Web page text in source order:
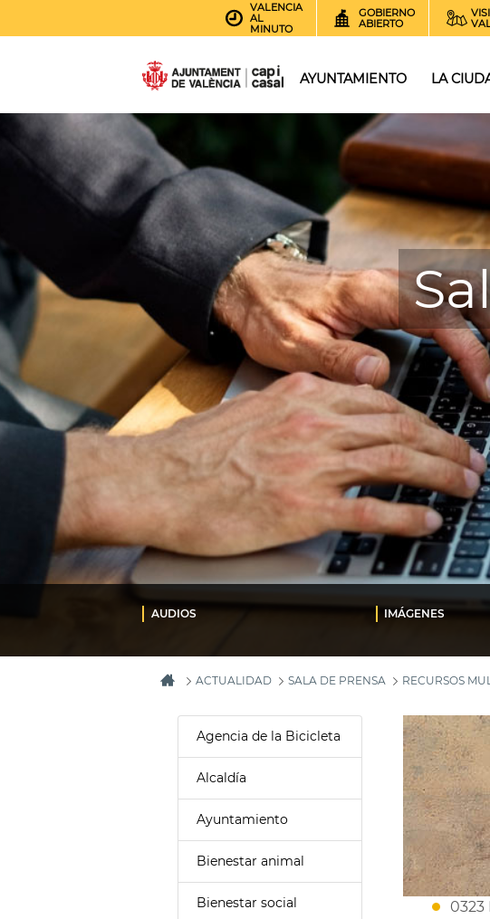
VALENCIA
AL
MINUTO
GOBIERNO
ABIERTO
AYUNTAMIENTO LA
AUDIOS IMÁGENES
ACTUALIDAD SALA DE PRENSA RECURSOS
Agencia de la Bicicleta
Alcaldía
Ayuntamiento
Bienestar animal
Bienestar social
0323